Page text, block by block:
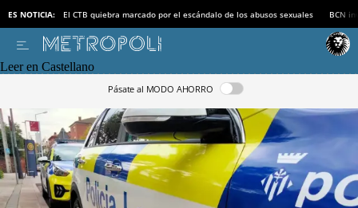
ES NOTICIA: El CTB quiebra marcado por el escándalo de los abusos sexuales BCN
Leer en Castellano
Pásate al MODO AHORRO